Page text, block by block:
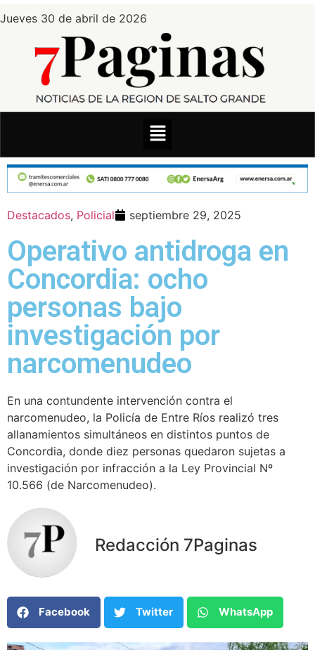
Jueves 30 de abril de 2026
Destacados, Policial septiembre 29, 2025
Operativo antidroga en
Concordia: ocho
personas bajo
investigación por
narcomenudeo
En una contundente intervención contra el
narcomenudeo, la Policía de Entre Ríos realizó tres
allanamientos simultáneos en distintos puntos de
Concordia, donde diez personas quedaron sujetas a
investigación por infracción a la Ley Provincial Nº
10.566 (de Narcomenudeo).
Redacción 7Paginas
Facebook Twitter WhatsApp